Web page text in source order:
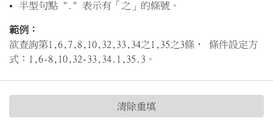
半型句點 "." 表示有「之」的條號。
範例：
欲查詢第1,6,7,8,10,32,33,34之1,35之3條， 條件設定方
式：1,6-8,10,32-33,34.1,35.3。
清除重填